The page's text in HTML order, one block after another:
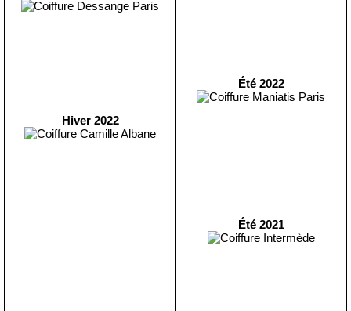
Hiver 2022
Été 2022
Été 2021